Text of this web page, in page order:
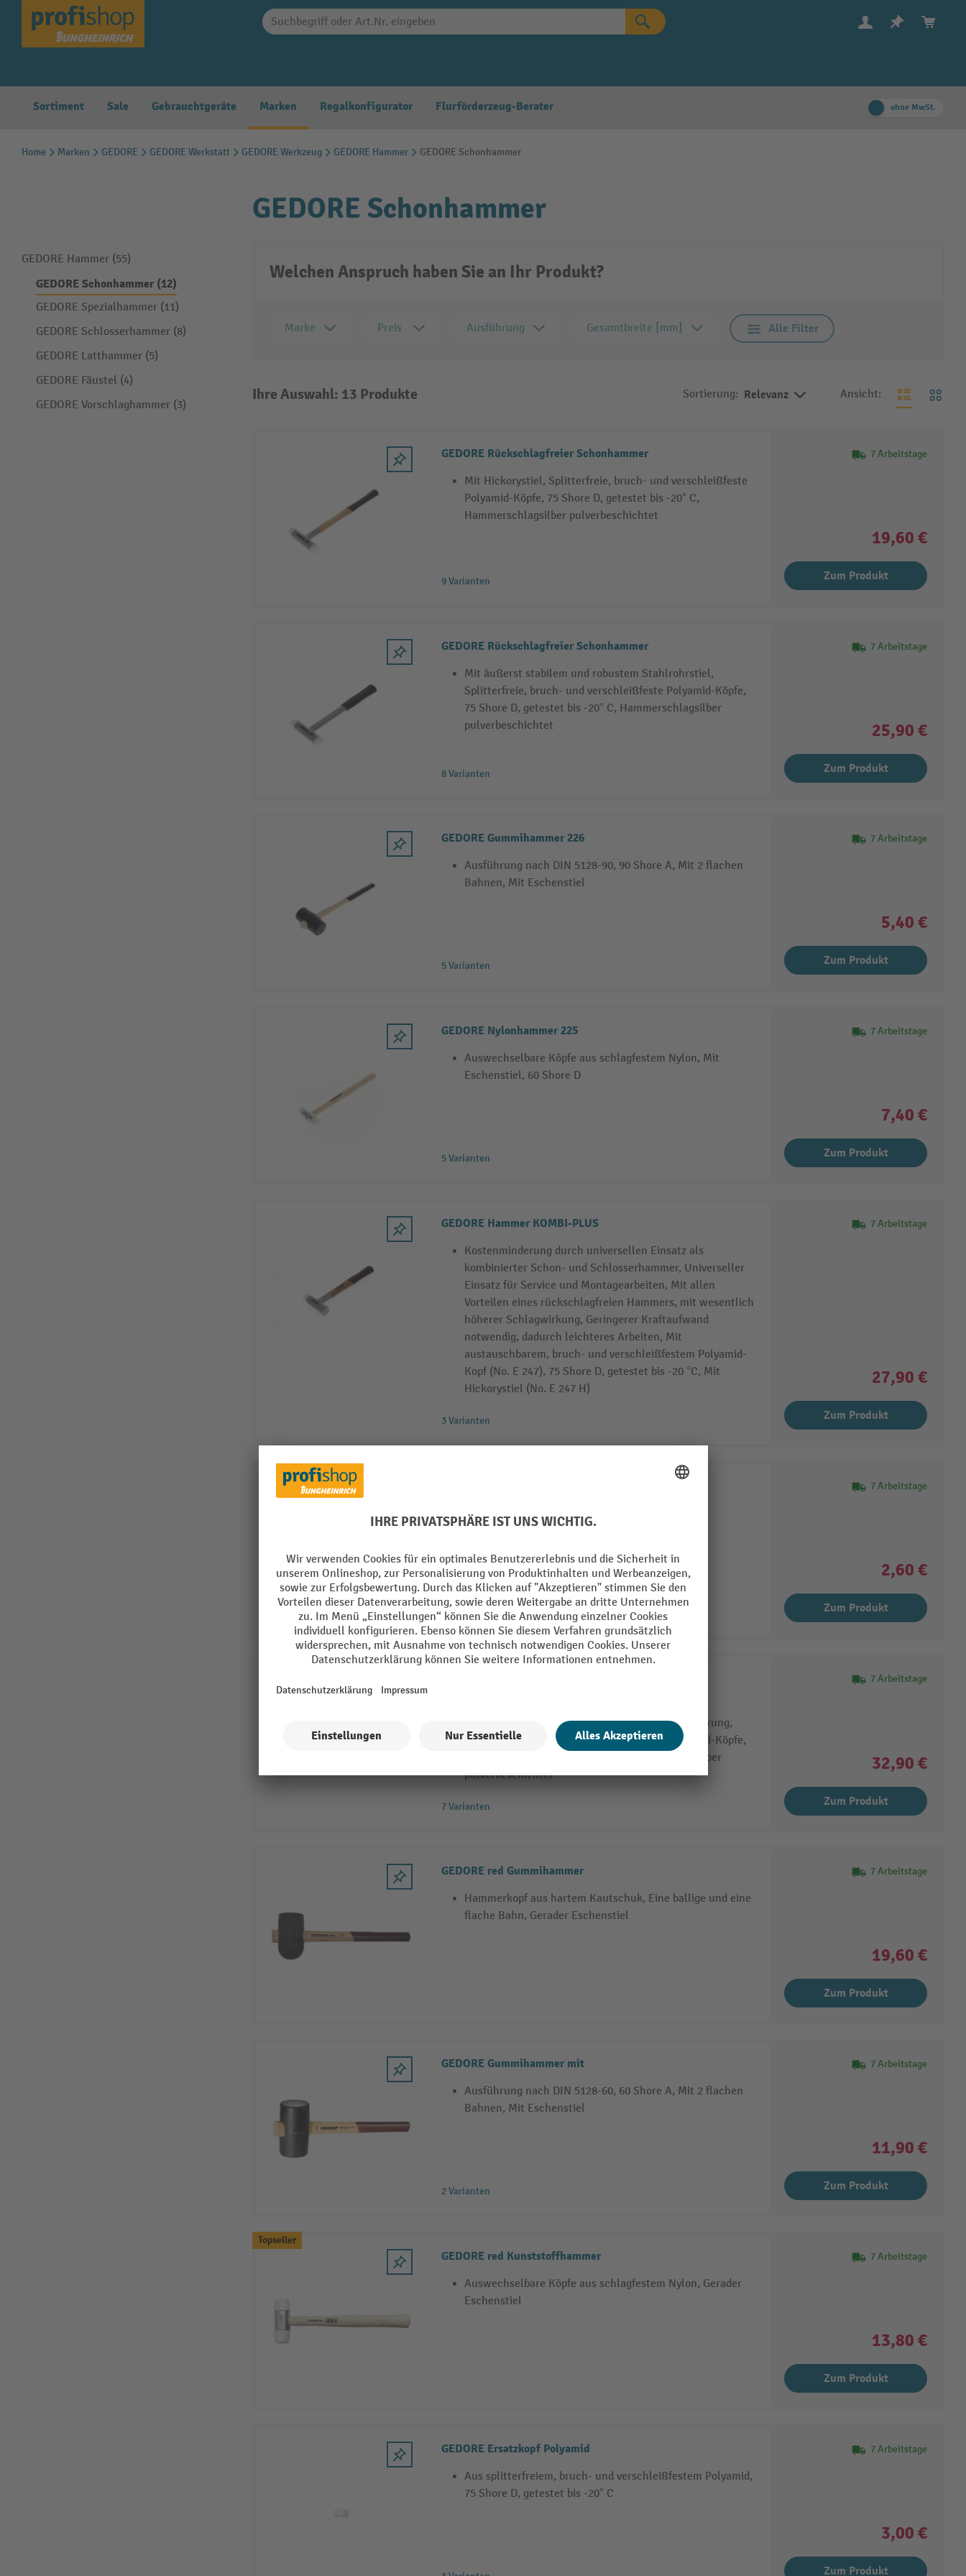
Zur Hauptnavigation springen
Sortiment Sale Gebrauchtgeräte Marken Regalkonfigurator Flurförderzeug-Berater ohne MwSt.
Home Marken GEDORE GEDORE Werkstatt GEDORE Werkzeug GEDORE Hammer GEDORE Schonhammer
GEDORE Hammer (55)
GEDORE Schonhammer (12)
GEDORE Spezialhammer (11)
GEDORE Schlosserhammer (8)
GEDORE Latthammer (5)
GEDORE Fäustel (4)
GEDORE Vorschlaghammer (3)
GEDORE Schonhammer
Welchen Anspruch haben Sie an Ihr Produkt?
Marke Preis Ausführung Gesamtbreite [mm] Alle Filter
Ihre Auswahl: 13 Produkte Sortierung: Relevanz Ansicht:
GEDORE Rückschlagfreier Schonhammer
Mit Hickorystiel, Splitterfreie, bruch- und verschleißfeste
Polyamid-Köpfe, 75 Shore D, getestet bis -20° C,
Hammerschlagsilber pulverbeschichtet
9 Varianten
7 Arbeitstage
19,60 €
Zum Produkt
GEDORE Rückschlagfreier Schonhammer
Mit äußerst stabilem und robustem Stahlrohrstiel,
Splitterfreie, bruch- und verschleißfeste Polyamid-Köpfe,
75 Shore D, getestet bis -20° C, Hammerschlagsilber
pulverbeschichtet
8 Varianten
7 Arbeitstage
25,90 €
Zum Produkt
GEDORE Gummihammer 226
Ausführung nach DIN 5128-90, 90 Shore A, Mit 2 flachen
Bahnen, Mit Eschenstiel
5 Varianten
7 Arbeitstage
5,40 €
Zum Produkt
GEDORE Nylonhammer 225
Auswechselbare Köpfe aus schlagfestem Nylon, Mit
Eschenstiel, 60 Shore D
5 Varianten
7 Arbeitstage
7,40 €
Zum Produkt
GEDORE Hammer KOMBI-PLUS
Kostenminderung durch universellen Einsatz als
kombinierter Schon- und Schlosserhammer, Universeller
Einsatz für Service und Montagearbeiten, Mit allen
Vorteilen eines rückschlagfreien Hammers, mit wesentlich
höherer Schlagwirkung, Geringerer Kraftaufwand
notwendig, dadurch leichteres Arbeiten, Mit
austauschbarem, bruch- und verschleißfestem Polyamid-
Kopf (No. E 247), 75 Shore D, getestet bis -20 °C, Mit
Hickorystiel (No. E 247 H)
3 Varianten
7 Arbeitstage
27,90 €
Zum Produkt
Aus schlagfestem Nylon, 60 Shore D
7 Varianten
7 Arbeitstage
2,60 €
Zum Produkt
handsympatischem Kunststoffgriff und Kopfsicherung,
Splitterfreie, bruch- und verschleißfeste Polyamid-Köpfe,
75 Shore D, getestet bis -20° C, Hammerschlagsilber
pulverbeschichtet
7 Varianten
7 Arbeitstage
32,90 €
Zum Produkt
GEDORE red Gummihammer
Hammerkopf aus hartem Kautschuk, Eine ballige und eine
flache Bahn, Gerader Eschenstiel
7 Arbeitstage
19,60 €
Zum Produkt
GEDORE Gummihammer mit
Ausführung nach DIN 5128-60, 60 Shore A, Mit 2 flachen
Bahnen, Mit Eschenstiel
2 Varianten
7 Arbeitstage
11,90 €
Zum Produkt
Topseller
GEDORE red Kunststoffhammer
Auswechselbare Köpfe aus schlagfestem Nylon, Gerader
Eschenstiel
7 Arbeitstage
13,80 €
Zum Produkt
GEDORE Ersatzkopf Polyamid
Aus splitterfreiem, bruch- und verschleißfestem Polyamid,
75 Shore D, getestet bis -20° C
7 Arbeitstage
3,00 €
Zum Produkt